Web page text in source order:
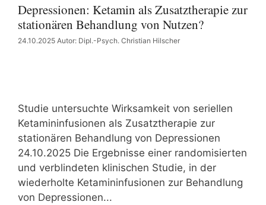
Depressionen: Ketamin als Zusatztherapie zur
stationären Behandlung von Nutzen?
24.10.2025 Autor: Dipl.-Psych. Christian Hilscher
Studie untersuchte Wirksamkeit von seriellen
Ketamininfusionen als Zusatztherapie zur
stationären Behandlung von Depressionen
24.10.2025 Die Ergebnisse einer randomisierten
und verblindeten klinischen Studie, in der
wiederholte Ketamininfusionen zur Behandlung
von Depressionen...